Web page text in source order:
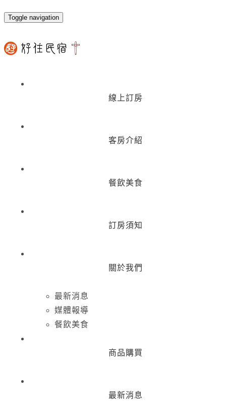
Toggle navigation
線上訂房
客房介紹
餐飲美食
訂房須知
關於我們
最新消息
媒體報導
餐飲美食
商品購買
最新消息